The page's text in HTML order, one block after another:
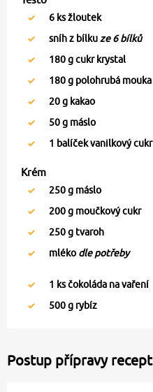
6 ks žloutek
sníh z bílkuze 6 bílků
180g cukr krystal
180g polohrubá mouka
20g kakao
50g máslo
1 balíček vanilkový cukr
Krém
250g máslo
200g moučkový cukr
250g tvaroh
mléko dle potřeby
1 ks čokoláda na vaření
500g rybíz
Postup přípravy